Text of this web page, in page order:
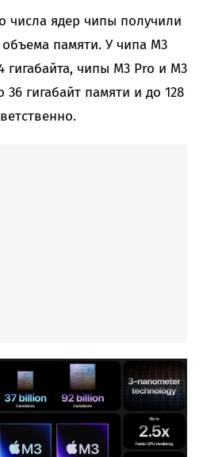
числа ядер чипы получили
памяти. У чипа M3
гигабайта, чипы M3 Pro и M3
гигабайт памяти и до 128